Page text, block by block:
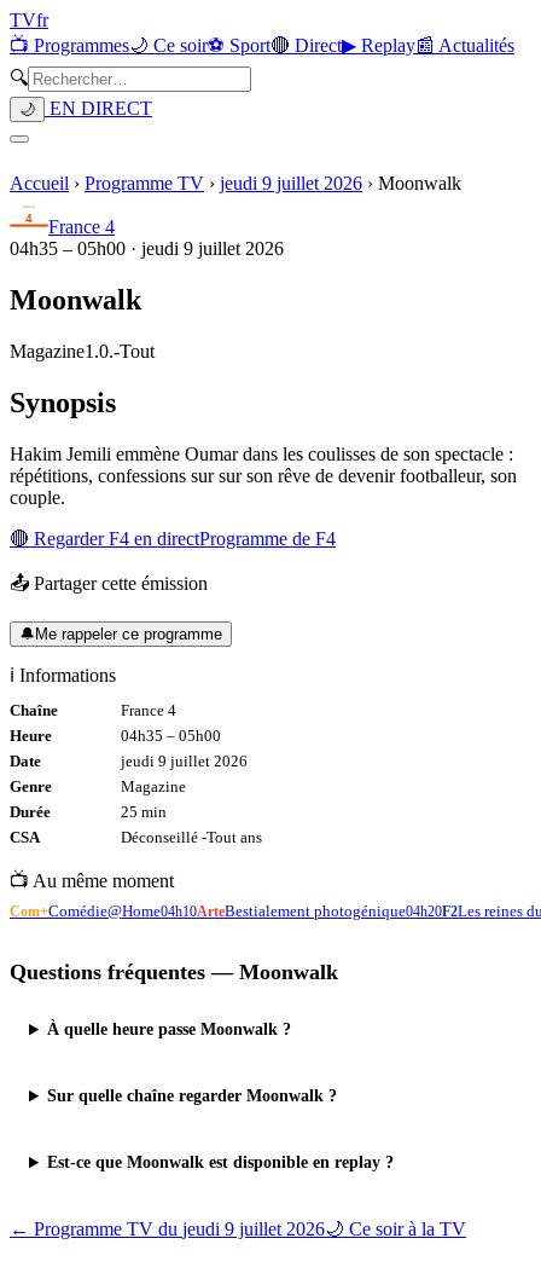
TVfr
📺 Programmes🌙 Ce soir⚽ Sport🔴 Direct▶ Replay📰 Actualités
🔍
🌙 EN DIRECT
Accueil › Programme TV › jeudi 9 juillet 2026 › Moonwalk
France 4
04h35 – 05h00 · jeudi 9 juillet 2026
Moonwalk
Magazine1.0.-Tout
Synopsis
Hakim Jemili emmène Oumar dans les coulisses de son spectacle :
répétitions, confessions sur sur son rêve de devenir footballeur, son
couple.
🔴 RegarderF4 en directProgramme de F4
📤 Partager cette émission
🔔Me rappeler ce programme
ℹ️ Informations
Chaîne
France 4
Heure
04h35 – 05h00
Date
jeudi 9 juillet 2026
Genre
Magazine
Durée
25 min
CSA
Déconseillé -Tout ans
📺 Au même moment
Com+Comédie@Home04h10ArteBestialement photogénique04h20F2Les reines
Questions fréquentes — Moonwalk
À quelle heure passe Moonwalk ?
Sur quelle chaîne regarder Moonwalk ?
Est-ce que Moonwalk est disponible en replay ?
← Programme TV du jeudi 9 juillet 2026🌙 Ce soir à la TV